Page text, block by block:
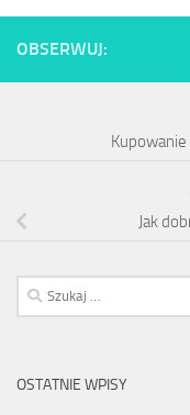
OBSERWUJ:
Jak
Szukaj:
OSTATNIE WPISY